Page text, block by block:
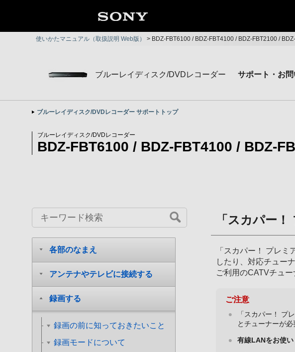
使いかたマニュアル（取扱説明 Web版） > BDZ-FBT6100 / BDZ-FBT4100 / BDZ-FBT2100 /
ブルーレイディスク/DVDレコーダー サポート・お
ブルーレイディスク/DVDレコーダー サポートトップ
ブルーレイディスク/DVDレコーダー
BDZ-FBT6100 / BDZ-FBT4100 / BDZ-
各部のなまえ
アンテナやテレビに接続する
録画する
録画の前に知っておきたいこと
録画モードについて
「スカパー
「スカパー！ プレ
したり、対応チュー
ご利用のCATVチュ
ご注意
「スカパー！ プ
とチューナーが必
有線LANをお使い